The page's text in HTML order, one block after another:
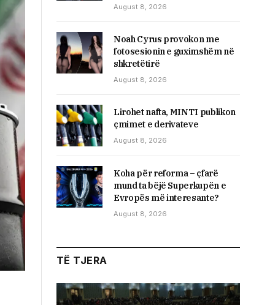
August 8, 2026
Noah Cyrus provokon me
fotosesionin e guximshëm në
shkretëtirë
August 8, 2026
Lirohet nafta, MINTI publikon
çmimet e derivateve
August 8, 2026
Koha për reforma – çfarë
mund ta bëjë Superkupën e
Evropës më interesante?
August 8, 2026
TË TJERA